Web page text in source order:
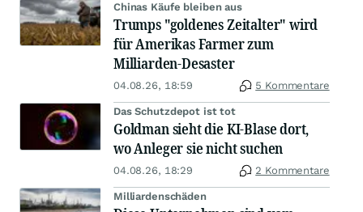
Chinas Käufe bleiben aus
Trumps "goldenes Zeitalter" wird
für Amerikas Farmer zum
Milliarden-Desaster
04.08.26, 18:59 5 Kommentare
Das Schutzdepot ist tot
Goldman sieht die KI-Blase dort,
wo Anleger sie nicht suchen
04.08.26, 18:29 2 Kommentare
Milliardenschäden